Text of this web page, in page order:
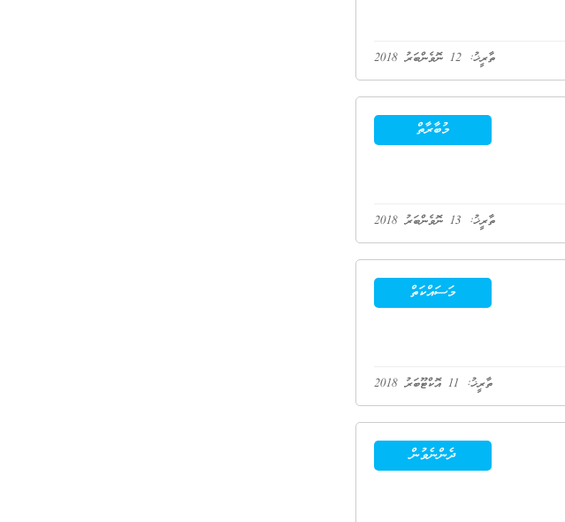
ތާރީޚު: 12 ނޮވެންބަރު 2018
މުބާރާތް
ތާރީޚު: 13 ނޮވެންބަރު 2018
މަސައްކަތް
ތާރީޚު: 11 އޮކްޓޫބަރު 2018
ދެންނެވުން